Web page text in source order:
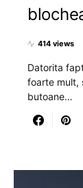
414 views
Datorita
foarte mult,
butoane…